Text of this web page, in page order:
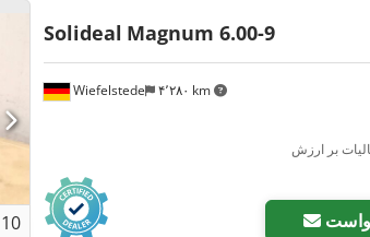
10
Wiefelstede ۴٬۲۸۰ km
Solideal Magnum 6.00-9
بر ارزش